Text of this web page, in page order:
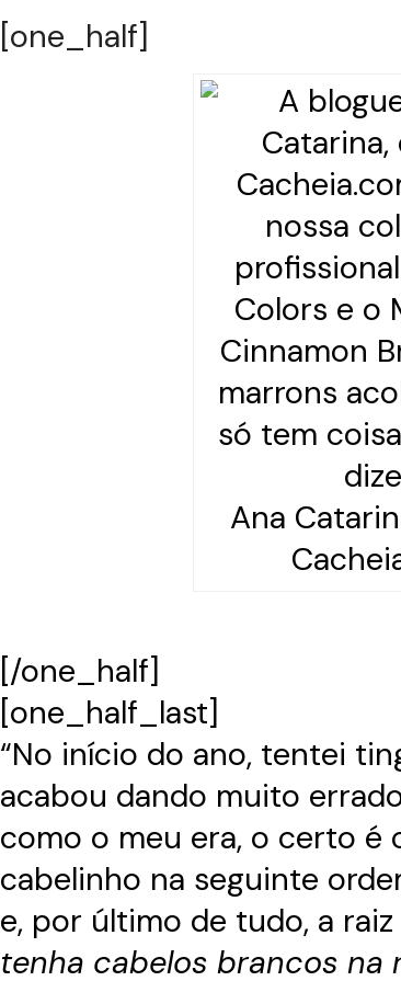
[one_half]
Ana
[/one_half]
[one_half_last]
“No início do ano, tentei
acabou dando muito
como o meu era, o certo é
cabelinho na seguinte
e, por último de tudo, a raiz
tenha cabelos brancos na